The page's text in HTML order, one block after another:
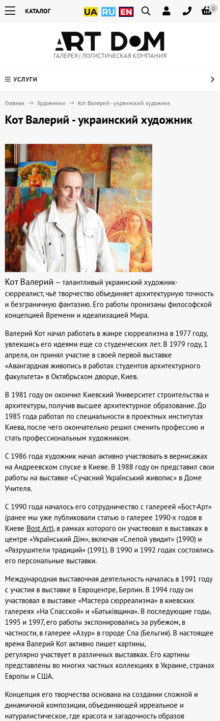
0
КАТАЛОГ
ГАЛЕРЕЯ | ЛОГИСТИЧЕСКАЯ КОМПАНИЯ
УСЛУГИ
Главная Художники Кот Валерий - украинский художник
Кот Валерий - украинский художник
Кот Валерий — талантливый украинский художник-
сюрреалист, чьё творчество объединяет архитектурную точность
и безграничную фантазию. Его работы пронизаны философской
концепцией Времени и идеализацией Мира.
Валерий Кот начал работать в жанре сюрреализма в 1977 году,
увлекшись его идеями еще со студенческих лет. В 1979 году, 1
апреля, он принял участие в своей первой выставке
«Авангардная живопись в работах студентов архитектурного
факультета» в Октябрьском дворце, Киев.
В 1981 году он окончил Киевский Университет строительства и
архитектуры, получив высшее архитектурное образование. До
1985 года работал по специальности в проектных институтах
Киева, после чего окончательно решил сменить профессию и
стать профессиональным художником.
С 1986 года художник начал активно участвовать в вернисажах
на Андреевском спуске в Киеве. В 1988 году он представил свои
работы на выставке «Сучасний Український живопис» в Доме
Учителя.
С 1990 года началось его сотрудничество с галереей «Бост-Арт»
(ранее мы уже публиковали статью о галерее 1990-х годов в
Киеве Bost Art), в рамках которого он участвовал в выставках в
центре «Український Дім», включая «Слепой увидит» (1990) и
«Разрушители традиций» (1991). В 1990 и 1992 годах состоялись
его персональные выставки.
Международная выставочная деятельность началась в 1991 году
с участия в выставке в Евроцентре, Берлин. В 1994 году он
участвовал в выставке «Мастера сюрреализма» в киевских
галереях «На Спасской» и «Батьківщина». В последующие годы,
1995 и 1997, его работы экспонировались за рубежом, в
частности, в галерее «Азур» в городе Спа (Бельгия). В настоящее
время Валерий Кот активно пишет картины,
регулярно участвует в различных выставках. Его картины
представлены во многих частных коллекциях в Украине, странах
Европы и США.
Концепция его творчества основана на создании сложной и
динамичной композиции, объединяющей ирреальное и
натуралистическое, где красота и загадочность образов